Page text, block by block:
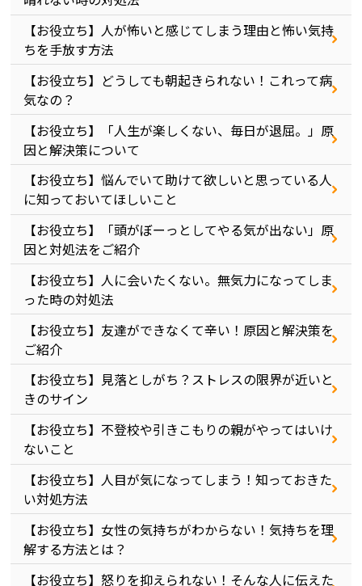
【お役立ち】人が怖いと感じてしまう理由と怖い気持
ちを手放す方法
【お役立ち】どうしても朝起きられない！これって病
気なの？
【お役立ち】「人生が楽しくない、毎日が退屈。」原
因と解決策について
【お役立ち】悩んでいて助けて欲しいと思っている人
に知っておいてほしいこと
【お役立ち】「頭がぼーっとしてやる気が出ない」原
因と対処法をご紹介
【お役立ち】人に会いたくない。無気力になってしま
った時の対処法
【お役立ち】友達ができなくて辛い！原因と解決策を
ご紹介
【お役立ち】見落としがち？ストレスの限界が近いと
きのサイン
【お役立ち】不登校や引きこもりの親がやってはいけ
ないこと
【お役立ち】人目が気になってしまう！知っておきた
い対処方法
【お役立ち】女性の気持ちがわからない！気持ちを理
解する方法とは？
【お役立ち】怒りを抑えられない！そんな人に伝えた